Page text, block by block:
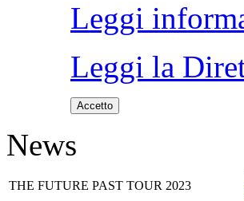
Leggi
Leggi la
Accetto
News
THE FUTURE PAST TOUR 2023